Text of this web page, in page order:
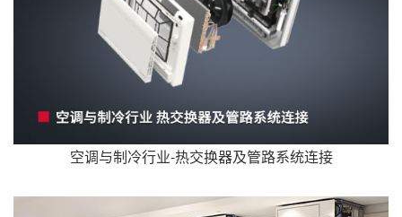
空调与制冷行业-热交换器及管路系统连接